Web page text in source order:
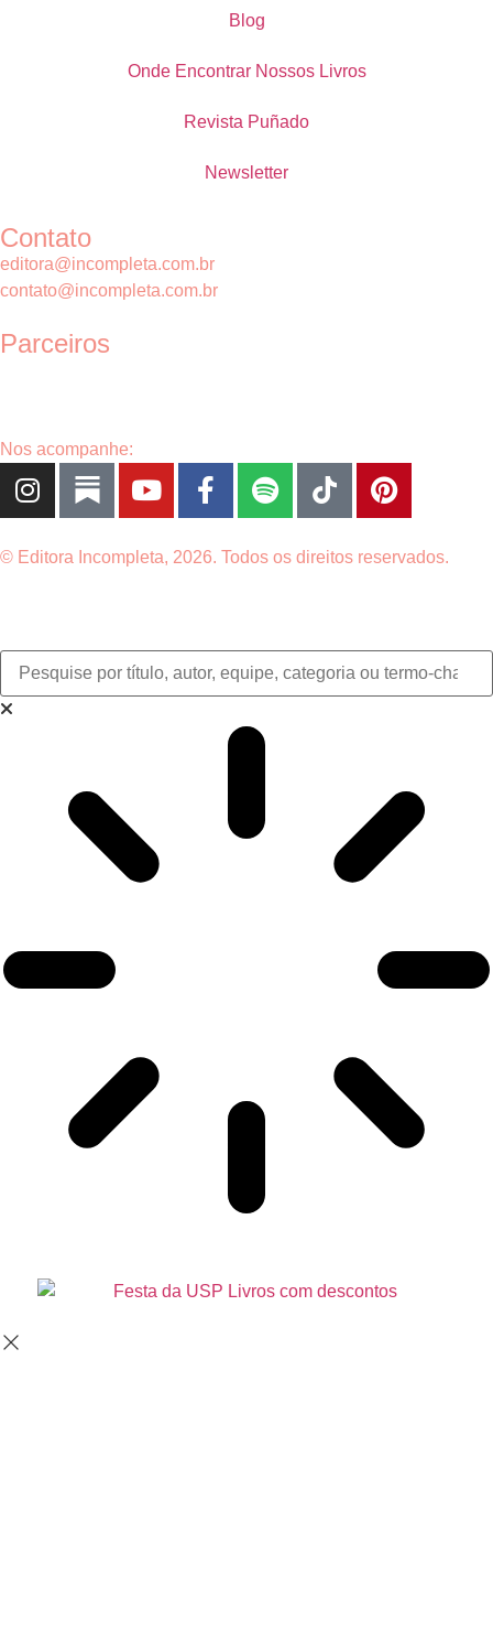
Blog
Onde Encontrar Nossos Livros
Revista Puñado
Newsletter
Contato
editora@incompleta.com.br
contato@incompleta.com.br
Parceiros
Nos acompanhe:
© Editora Incompleta, 2026. Todos os direitos reservados.